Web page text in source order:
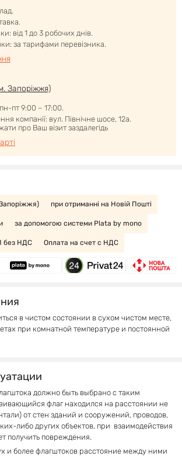
від 1 до 3 робочих днів.
за тарифами перевізника.
Запоріжжя)
пт 9:00 – 17:00.
компанії: вул. Північне шосе, 12а.
про Ваш візит заздалегідь
Запоріжжя) при отриманні на Новій Пошті
за допомогою системи Plata by mono
без НДС Оплата на счет с НДС
в чистом состоянии в сухом чистом месте,
при комнатной температуре и постоянной
должно быть выбрано с таким
флаг находился на расстоянии не
от стен зданий и сооружений, проводов,
либо других объектов, при взаимодействия
получить повреждения.
и более флагштоков расстояние между ними